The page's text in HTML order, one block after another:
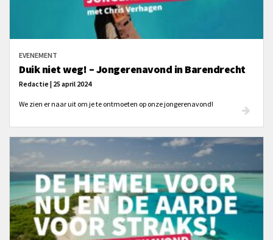
EVENEMENT
Duik niet weg! – Jongerenavond in Barendrecht
Redactie | 25 april 2024
We zien er naar uit om je te ontmoeten op onze jongerenavond!